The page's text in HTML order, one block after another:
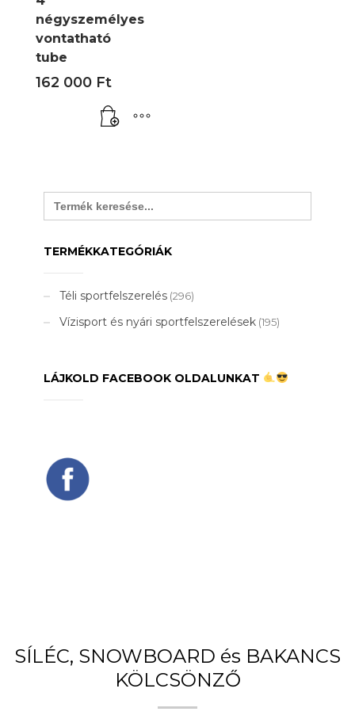
négyszemélyes
vontatható
tube
162 000 Ft
Search
for:
TERMÉKKATEGÓRIÁK
Téli sportfelszerelés (296)
Vízisport és nyári sportfelszerelések (195)
LÁJKOLD FACEBOOK OLDALUNKAT
SÍLÉC, SNOWBOARD és BAKANCS
KÖLCSÖNZŐ